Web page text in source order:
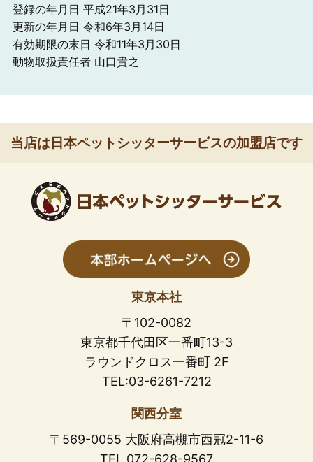
登録の年月日 平成21年3月31日
更新の年月日 令和6年3月14日
有効期限の末日 令和11年3月30日
動物取扱責任者 山口貴之
当店は日本ペットシッターサービスの加盟店です
東京本社
〒102-0082
東京都千代田区一番町13-3
ラウンドクロス一番町 2F
TEL:03-6261-7212
関西分室
〒569-0055 大阪府高槻市西冠2-11-6
TEL 072-628-9567